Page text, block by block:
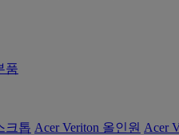
품
크톱 Acer Veriton 올인원 Acer